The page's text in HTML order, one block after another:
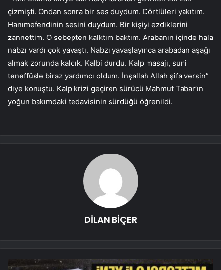
çizmişti. Ondan sonra bir ses duydum. Dörtlüleri yakıtım.
Hanımefendinin sesini duydum. Bir kişiyi ezdiklerini
zannettim. O sebepten kalktım baktım. Arabanın içinde hala
nabzı vardı çok yavaştı. Nabzı yavaşlayınca arabadan aşağı
almak zorunda kaldık. Kalbi durdu. Kalp masajı, suni
teneffüsle biraz yardımcı oldum. İnşallah Allah şifa versin”
diye konuştu. Kalp krizi geçiren sürücü Mahmut Tabar’ın
yoğun bakımdaki tedavisinin sürdüğü öğrenildi.
DİLAN BİÇER